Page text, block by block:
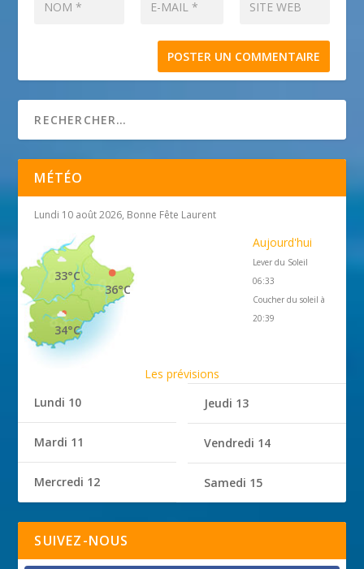
MÉTÉO
Lundi 10 août 2026, Bonne Fête Laurent
36°C
33°C
34°C
Aujourd'hui
Lever du Soleil
06:33
Coucher du soleil à
20:39
Les prévisions
Lundi 10
Mardi 11
Mercredi 12
Jeudi 13
Vendredi 14
Samedi 15
SUIVEZ-NOUS